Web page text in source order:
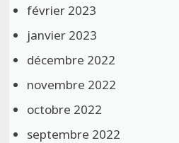
février 2023
janvier 2023
décembre 2022
novembre 2022
octobre 2022
septembre 2022